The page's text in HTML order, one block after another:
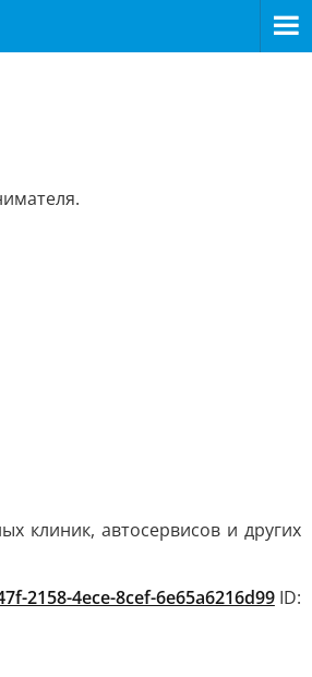
клиник, автосервисов и других
2158-4ece-8cef-6e65a6216d99ID: